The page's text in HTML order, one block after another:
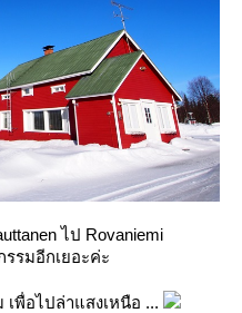
ไป Rovaniemi
รมอีกเยอะค่ะ
พื่อไปล่าแสงเหนือ ...